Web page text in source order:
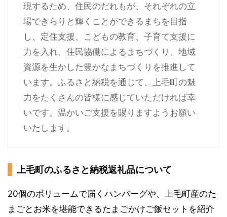
現するため、住民のだれもが、それぞれの立
場できらりと輝くことができるまちを目指
し、定住支援、こどもの教育、子育て支援に
力を入れ、住民協働によるまちづくり、地域
資源を生かした豊かなまちづくりを推進して
います。ふるさと納税を通じて、上毛町の魅
力をたくさんの皆様に感じていただければ幸
いです。温かいご支援を賜りますようお願い
いたします。
上毛町のふるさと納税返礼品について
20個のボリュームで届くハンバーグや、上毛町産のた
まごとお米を堪能できるたまごかけご飯セットを紹介